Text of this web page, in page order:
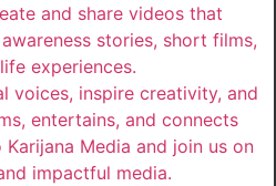
and share videos that
stories, short films,
experiences.
voices, inspire creativity, and
entertains, and connects
Media and join us on
impactful media.